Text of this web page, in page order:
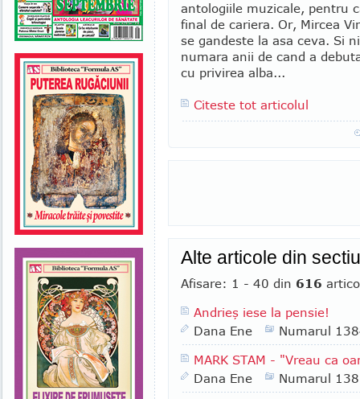
antologiile muzicale, pentru
final de cariera. Or, Mircea
se gandeste la asa ceva. Si
numara anii de cand a
cu privirea alba...
Citeste tot articolul
Alte articole din
Afisare: 1 - 40 din 616
Andrieş iese la pensie!
Dana Ene
Numarul
MARK STAM - "Vreau ca
Dana Ene
Numarul